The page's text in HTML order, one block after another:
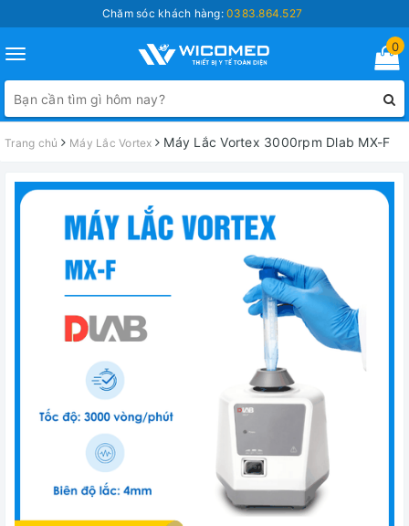
Chăm sóc khách hàng:0383.864.527
Toggle
navigation
0
Trang chủ Máy Lắc Vortex Máy Lắc Vortex 3000rpm Dlab MX-F